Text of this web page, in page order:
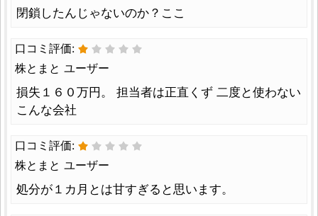
閉鎖したんじゃないのか？ここ
口コミ評価:
株とまと ユーザー
損失１６０万円。 担当者は正直くず 二度と使わない
こんな会社
口コミ評価:
株とまと ユーザー
処分が１カ月とは甘すぎると思います。